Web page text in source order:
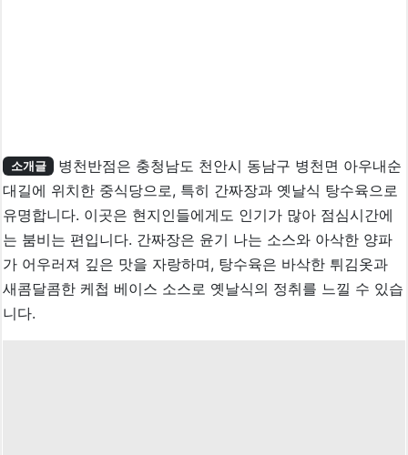
소개글
병천반점은 충청남도 천안시 동남구 병천면 아우내순
대길에 위치한 중식당으로, 특히 간짜장과 옛날식 탕수육으로
유명합니다. 이곳은 현지인들에게도 인기가 많아 점심시간에
는 붐비는 편입니다. 간짜장은 윤기 나는 소스와 아삭한 양파
가 어우러져 깊은 맛을 자랑하며, 탕수육은 바삭한 튀김옷과
새콤달콤한 케첩 베이스 소스로 옛날식의 정취를 느낄 수 있습
니다.